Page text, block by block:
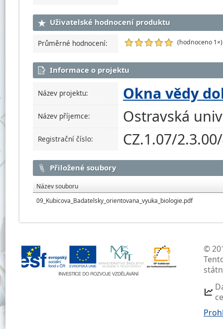
Uživatelské hodnocení produktu
Průměrné hodnocení: (hodnoceno 1×)
Informace o projektu
Název projektu: Okna vědy
Název příjemce: Ostravská
Registrační číslo: CZ.1.07/
Přiložené soubory
Název souboru
09_Kubicova_Badatelsky_orientovana_vyuka_biologie.pdf
©